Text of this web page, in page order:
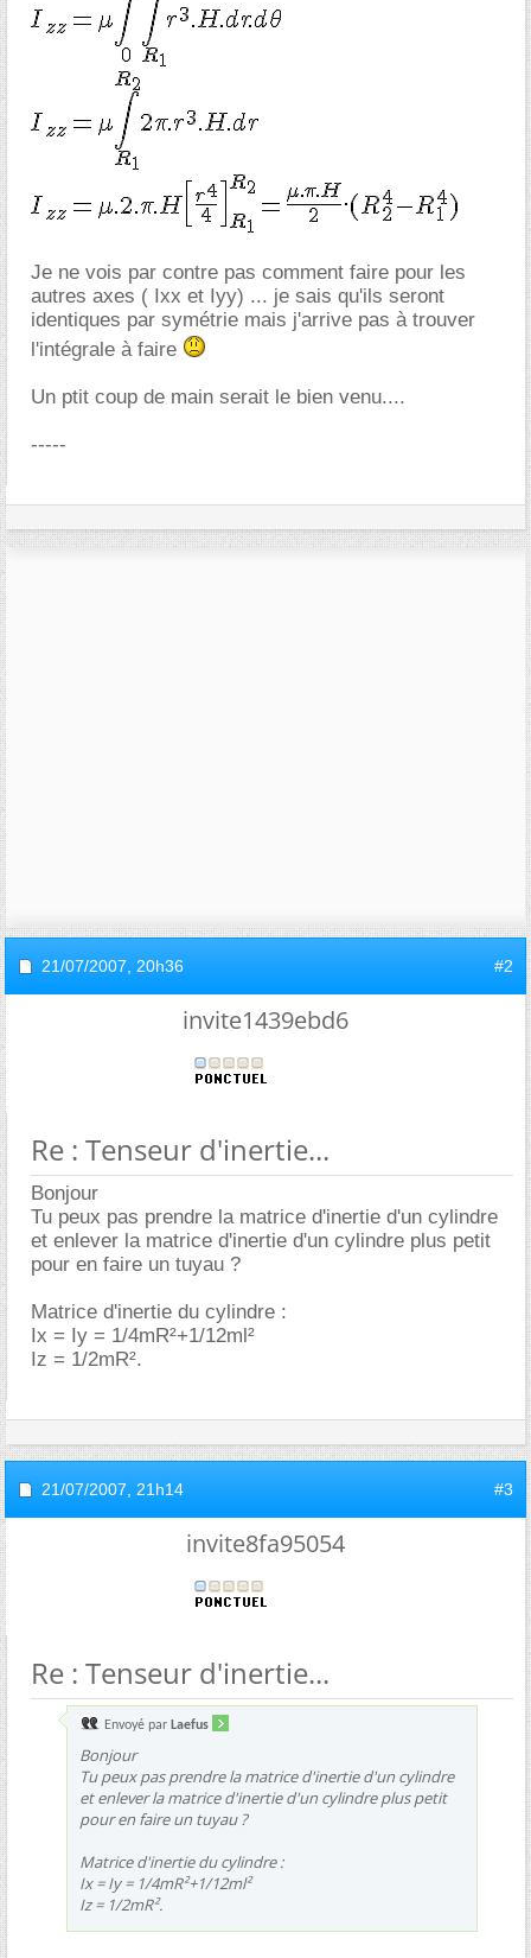
Je ne vois par contre pas comment faire pour les
autres axes ( Ixx et Iyy) ... je sais qu'ils seront
identiques par symétrie mais j'arrive pas à trouver
l'intégrale à faire
Un ptit coup de main serait le bien venu....
-----
21/07/2007, 20h36 #2
invite1439ebd6
Re : Tenseur d'inertie...
Bonjour
Tu peux pas prendre la matrice d'inertie d'un cylindre
et enlever la matrice d'inertie d'un cylindre plus petit
pour en faire un tuyau ?
Matrice d'inertie du cylindre :
Ix = Iy = 1/4mR²+1/12ml²
Iz = 1/2mR².
21/07/2007, 21h14 #3
invite8fa95054
Re : Tenseur d'inertie...
Envoyé par Laefus
Bonjour
Tu peux pas prendre la matrice d'inertie d'un cylindre
et enlever la matrice d'inertie d'un cylindre plus petit
pour en faire un tuyau ?
Matrice d'inertie du cylindre :
Ix = Iy = 1/4mR²+1/12ml²
Iz = 1/2mR².